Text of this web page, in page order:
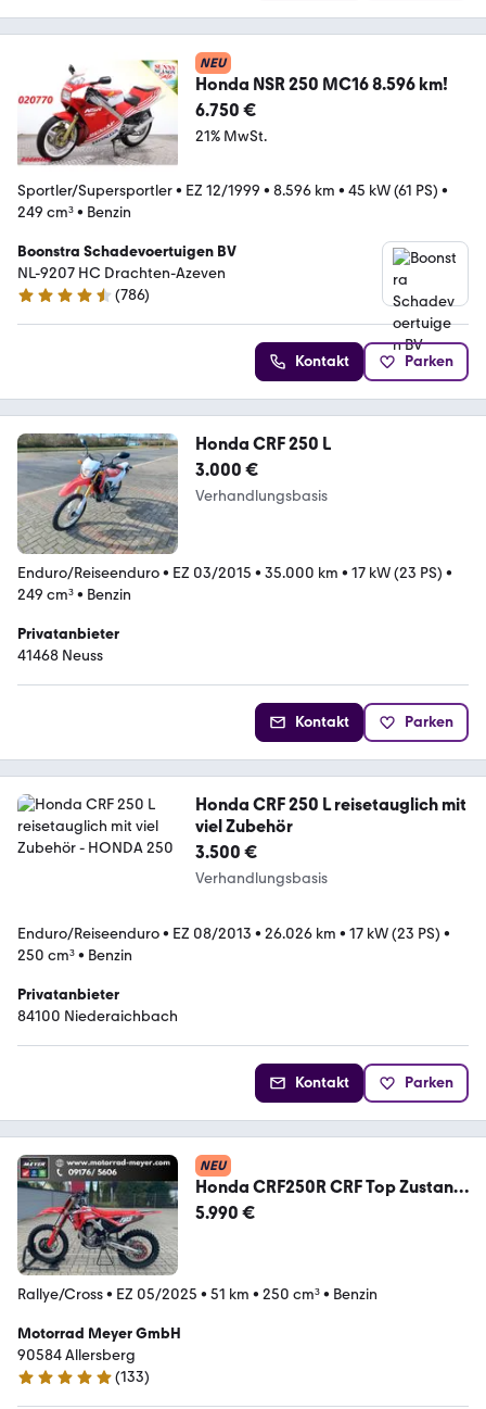
NEU
Honda NSR 250 MC16 8.596 km!
6.750 €
21% MwSt.
Sportler/Supersportler• EZ 12/1999 • 8.596 km • 45 kW (61 PS) •
249 cm³• Benzin
Boonstra Schadevoertuigen BV
NL-9207 HC Drachten-Azeven
4.4 Sterne
(786)
Kontakt Parken
Honda CRF 250 L
3.000 €
Verhandlungsbasis
Enduro/Reiseenduro• EZ 03/2015 • 35.000 km • 17 kW (23 PS) •
249 cm³• Benzin
Privatanbieter
41468 Neuss
Kontakt Parken
Honda CRF 250 L reisetauglich mit
viel Zubehör
3.500 €
Verhandlungsbasis
Enduro/Reiseenduro• EZ 08/2013 • 26.026 km • 17 kW (23 PS) •
250 cm³• Benzin
Privatanbieter
84100 Niederaichbach
Kontakt Parken
NEU
Honda CRF250R CRF Top Zustand
5.990 €
Rallye/Cross• EZ 05/2025 • 51 km • 250 cm³• Benzin
Motorrad Meyer GmbH
90584 Allersberg
4.9 Sterne
(133)